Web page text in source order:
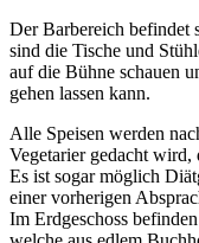
Der Barbereich befindet
sind die Tische und
auf die Bühne schauen
gehen lassen kann.
Alle Speisen werden
Vegetarier gedacht
Es ist sogar möglich
einer vorherigen
Im Erdgeschoss